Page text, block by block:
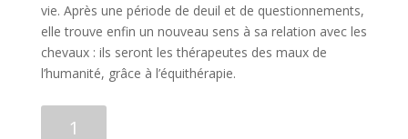
vie. Après une période de deuil et de questionnements,
elle trouve enfin un nouveau sens à sa relation avec les
chevaux : ils seront les thérapeutes des maux de
l’humanité, grâce à l’équithérapie.